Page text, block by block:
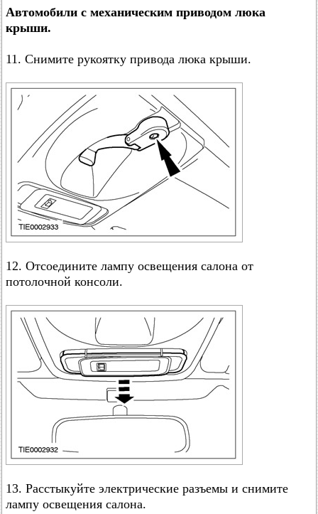
Автомобили с механическим приводом люка
крыши.
11. Снимите рукоятку привода люка крыши.
12. Отсоедините лампу освещения салона от
потолочной консоли.
13. Расстыкуйте электрические разъемы и снимите
лампу освещения салона.